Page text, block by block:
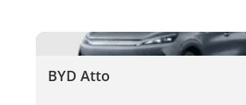
BYD Atto
BYD Atto
BYD Atto